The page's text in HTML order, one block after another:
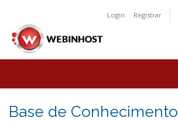
Login Registrar
Base de Conhecimento